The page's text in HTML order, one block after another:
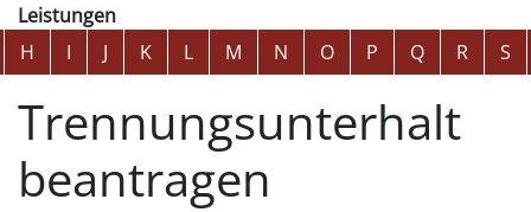
Leistungen
Alphabetisches Register überspringen
H I J K L M N O P Q R S
Trennungsunterhalt
beantragen